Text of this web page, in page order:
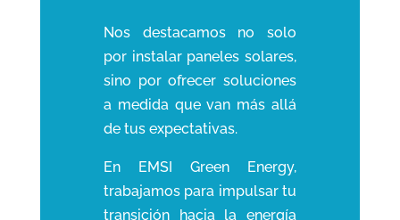
Nos destacamos no solo
por instalar paneles solares,
sino por ofrecer soluciones
a medida que van más allá
de tus expectativas.
En EMSI Green Energy,
trabajamos para impulsar tu
transición hacia la energía